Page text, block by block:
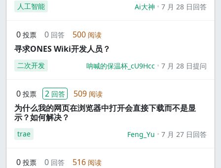
人工智能 Ai大神 7 月 28 日回答
0 投票 0 回答 500 阅读
寻求ONES Wiki开发人员？
二次开发 呐喊的保温杯_cU9Hcc 7 月 28 日提问
0 投票 2 回答 509 阅读
为什么我的网页在浏览器中打开会直接下载而不是显
示？如何解决？
trae Feng_Yu 7 月 27 日回答
0 投票 0 回答 516 阅读